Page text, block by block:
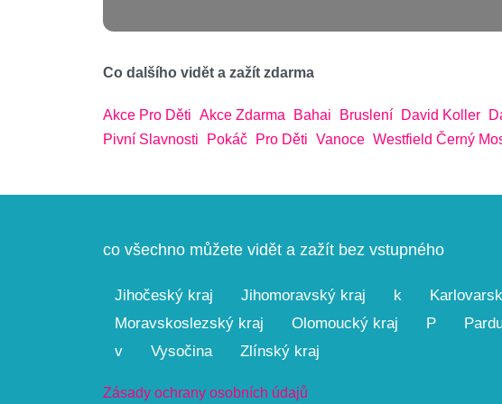
Co dalšího vidět a zažít zdarma
Akce Pro Děti Akce Zdarma Bahai Bruslení David Koller
Pivní Slavnosti
Pokáč Pro Děti Vanoce Westfield Černý
co všechno můžete vidět a zažít bez vstupného
Jihočeský kraj Jihomoravský kraj k
Moravskoslezský kraj
Olomoucký kraj P
v
Vysočina Zlínský kraj
Zásady ochrany osobních údajů